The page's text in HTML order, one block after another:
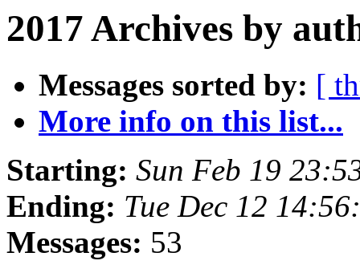
2017 Archives by
Messages sorted by: [
More info on this list...
Starting: Sun Feb 19
Ending: Tue Dec 12
Messages: 53